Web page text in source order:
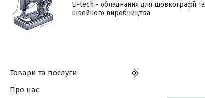
Li-tech - обладнання для шовкографії та
швейного виробництва
Товари та послуги
Про нас